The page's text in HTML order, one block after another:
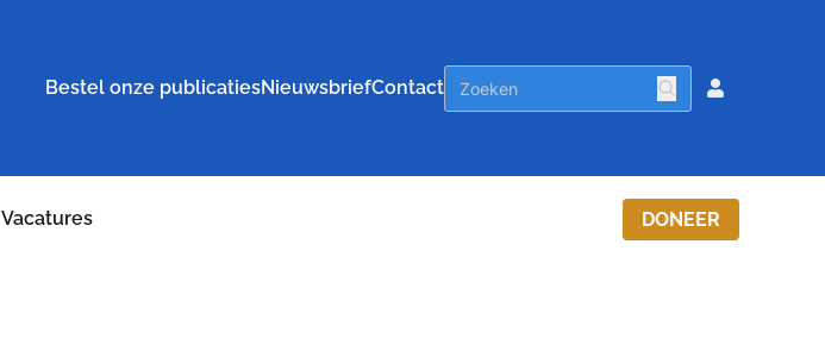
Bestel onze publicatiesNieuwsbriefContact
Vacatures DONEER